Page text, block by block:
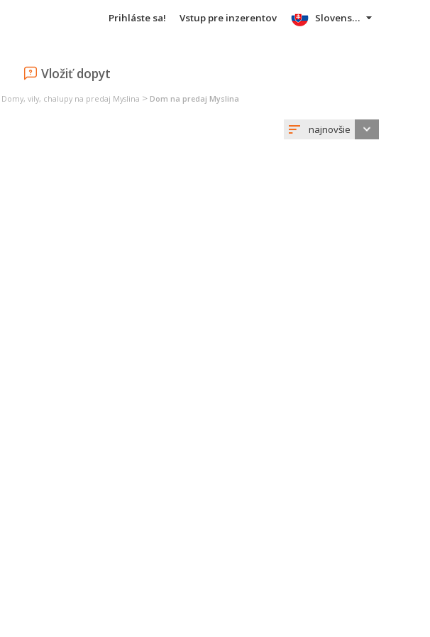
Prihláste sa! Vstup pre inzerentov
Vložiť dopyt
Slovensky
Domy, vily, chalupy na predaj Myslina > Dom na predaj Myslina
najnovšie